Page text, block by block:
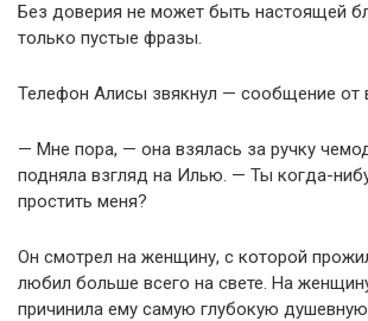
Без доверия не может быть настоящей
только пустые фразы.
Телефон Алисы звякнул — сообщение от
— Мне пора, — она взялась за ручку
подняла взгляд на Илью. — Ты когда-
простить меня?
Он смотрел на женщину, с которой
любил больше всего на свете. На
причинила ему самую глубокую душевную